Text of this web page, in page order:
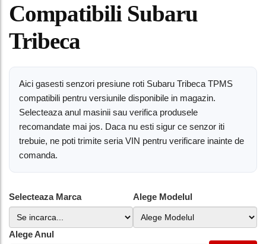
Compatibili Subaru
Tribeca
Aici gasesti senzori presiune roti Subaru Tribeca TPMS
compatibili pentru versiunile disponibile in magazin.
Selecteaza anul masinii sau verifica produsele
recomandate mai jos. Daca nu esti sigur ce senzor iti
trebuie, ne poti trimite seria VIN pentru verificare inainte de
comanda.
Selecteaza Marca Alege Modelul
Alege Anul